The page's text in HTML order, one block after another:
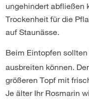
ungehindert abfließen
Trockenheit für die
auf Staunässe.
Beim Eintopfen
ausbreiten können.
größeren Topf mit
Je älter Ihr Rosmarin